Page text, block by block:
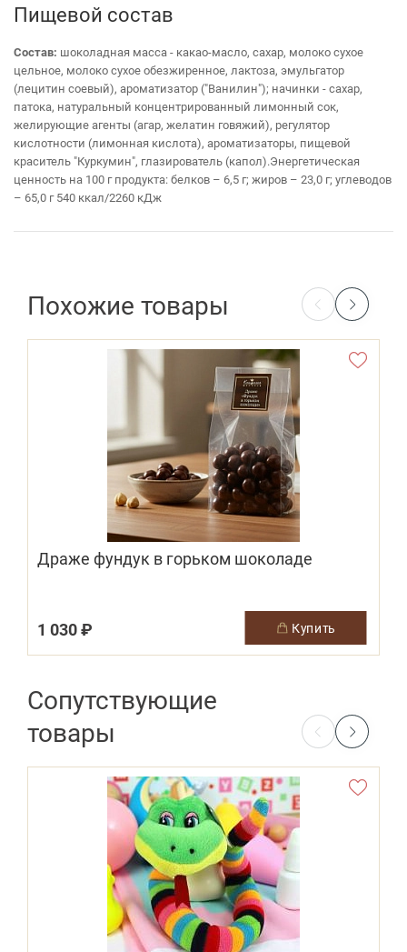
Пищевой состав
Состав: шоколадная масса - какао-масло, сахар, молоко сухое
цельное, молоко сухое обезжиренное, лактоза, эмульгатор
(лецитин соевый), ароматизатор ("Ванилин"); начинки - сахар,
патока, натуральный концентрированный лимонный сок,
желирующие агенты (агар, желатин говяжий), регулятор
кислотности (лимонная кислота), ароматизаторы, пищевой
краситель "Куркумин", глазирователь (капол).Энергетическая
ценность на 100 г продукта: белков – 6,5 г; жиров – 23,0 г; углеводов
– 65,0 г 540 ккал/2260 кДж
Похожие товары
Драже фундук в горьком шоколаде
1 030 ₽ купить
Сопутствующие
товары